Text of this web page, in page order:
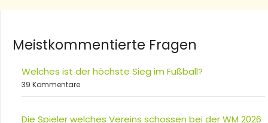
Meistkommentierte Fragen
Welches ist der höchste Sieg im Fußball?
39 Kommentare
Die Spieler welches Vereins schossen bei der WM 2026